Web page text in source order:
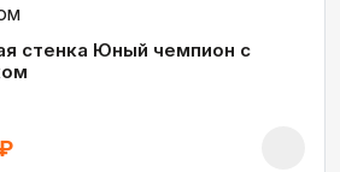
стенка Юный чемпион с